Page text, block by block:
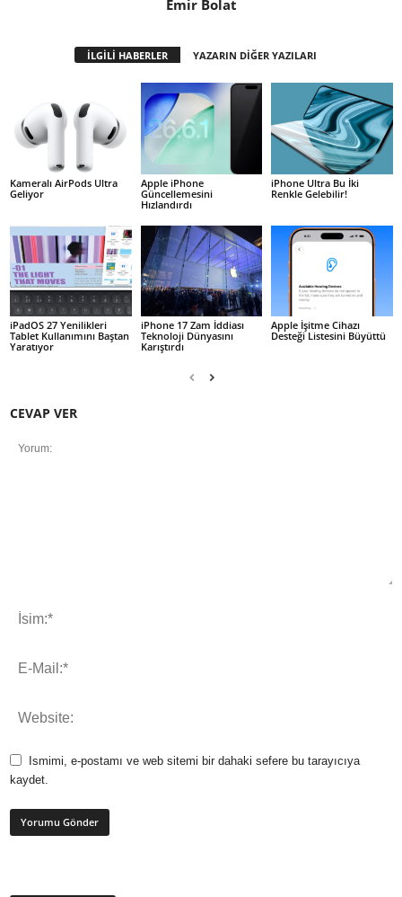
Emir Bolat
İLGİLİ HABERLER YAZARIN DİĞER YAZILARI
Kameralı AirPods Ultra
Geliyor
Apple iPhone
Güncellemesini
Hızlandırdı
iPhone Ultra Bu İki
Renkle Gelebilir!
iPadOS 27 Yenilikleri
Tablet Kullanımını Baştan
Yaratıyor
iPhone 17 Zam İddiası
Teknoloji Dünyasını
Karıştırdı
Apple İşitme Cihazı
Desteği Listesini Büyüttü
CEVAP VER
Ismimi, e-postamı ve web sitemi bir dahaki sefere bu tarayıcıya
kaydet.